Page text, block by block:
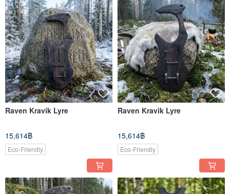
Raven Kravik Lyre
15,614฿
Eco-Friendly
Raven Kravik Lyre
15,614฿
Eco-Friendly